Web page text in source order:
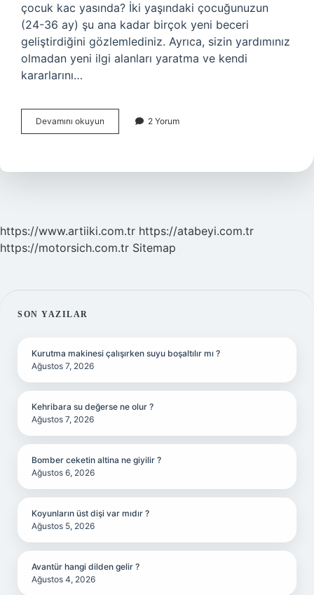
çocuk kac yasında? İki yaşındaki çocuğunuzun
(24-36 ay) şu ana kadar birçok yeni beceri
geliştirdiğini gözlemlediniz. Ayrıca, sizin yardımınız
olmadan yeni ilgi alanları yaratma ve kendi
kararlarını…
Devamını okuyun
Aylık
Yaşında
2 Yorum
https://www.artiiki.com.tr https://atabeyi.com.tr
https://motorsich.com.tr Sitemap
SIDEBAR
SON YAZILAR
Kurutma makinesi çalışırken suyu boşaltılır mı ?
Ağustos 7, 2026
Kehribara su değerse ne olur ?
Ağustos 7, 2026
Bomber ceketin altina ne giyilir ?
Ağustos 6, 2026
Koyunların üst dişi var mıdır ?
Ağustos 5, 2026
Avantür hangi dilden gelir ?
Ağustos 4, 2026